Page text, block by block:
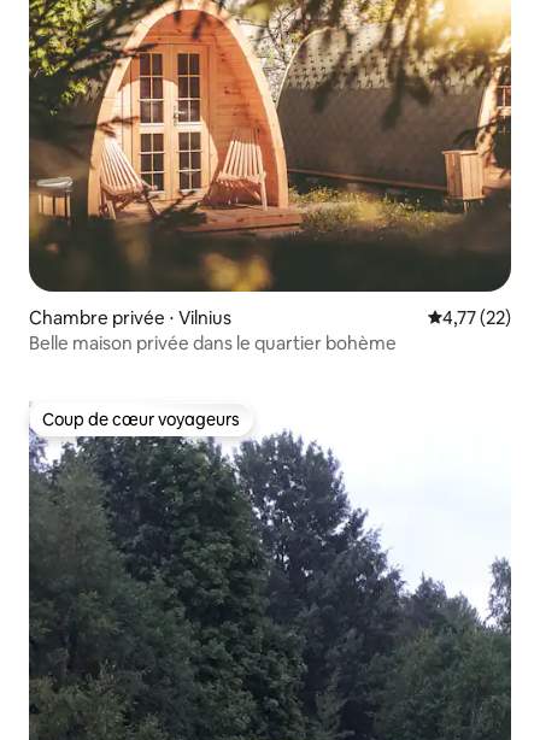
Chambre privée ⋅ Vilnius Évaluation
4,77 (22)
Belle maison privée dans le quartier bohème
Coup de cœur voyageurs
Coup de cœur voyageurs